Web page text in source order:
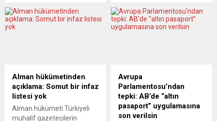
sonucu çıkan yangın
nedeniyle 52 yaşındaki bir
maddi hasar oluşan binanın
kundaklanması şüphesiyle
bir kişinin olayın hemen
ardından yakalanıp
sorgulandıktan sonra
Kurumu (CBS), tüketicilerin
harcamalarını ve ekonomiye
haziranda eksi 50 olan
endeks, temmuzda 1 puan
gerilemeyle...
Alman hükümetinden
açıklama: Somut bir infaz
listesi yok
Alman hükümeti Türkiyeli
muhalif gazetecilerin
Avrupa
Parlamentosu’ndan
tepki: AB’de “altın
pasaport” uygulamasına
son verilsin